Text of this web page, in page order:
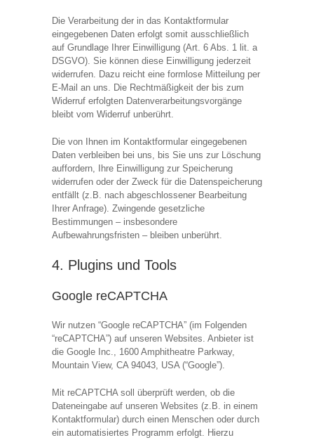
Die Verarbeitung der in das Kontaktformular
eingegebenen Daten erfolgt somit ausschließlich
auf Grundlage Ihrer Einwilligung (Art. 6 Abs. 1 lit. a
DSGVO). Sie können diese Einwilligung jederzeit
widerrufen. Dazu reicht eine formlose Mitteilung per
E-Mail an uns. Die Rechtmäßigkeit der bis zum
Widerruf erfolgten Datenverarbeitungsvorgänge
bleibt vom Widerruf unberührt.
Die von Ihnen im Kontaktformular eingegebenen
Daten verbleiben bei uns, bis Sie uns zur Löschung
auffordern, Ihre Einwilligung zur Speicherung
widerrufen oder der Zweck für die Datenspeicherung
entfällt (z.B. nach abgeschlossener Bearbeitung
Ihrer Anfrage). Zwingende gesetzliche
Bestimmungen – insbesondere
Aufbewahrungsfristen – bleiben unberührt.
4. Plugins und Tools
Google reCAPTCHA
Wir nutzen “Google reCAPTCHA” (im Folgenden
“reCAPTCHA”) auf unseren Websites. Anbieter ist
die Google Inc., 1600 Amphitheatre Parkway,
Mountain View, CA 94043, USA (“Google”).
Mit reCAPTCHA soll überprüft werden, ob die
Dateneingabe auf unseren Websites (z.B. in einem
Kontaktformular) durch einen Menschen oder durch
ein automatisiertes Programm erfolgt. Hierzu